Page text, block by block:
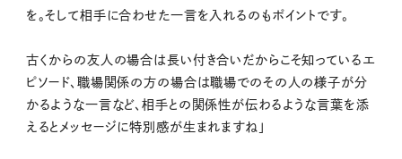
を。そして相手に合わせた一言を入れるのもポイントです。
古くからの友人の場合は長い付き合いだからこそ知っているエ
ピソード、職場関係の方の場合は職場でのその人の様子が分
かるような一言など、相手との関係性が伝わるような言葉を添
えるとメッセージに特別感が生まれますね」